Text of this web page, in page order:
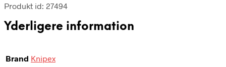
Produkt id: 27494
Yderligere information
Brand Knipex